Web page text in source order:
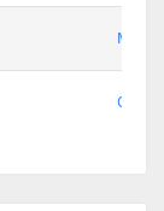
Ge0